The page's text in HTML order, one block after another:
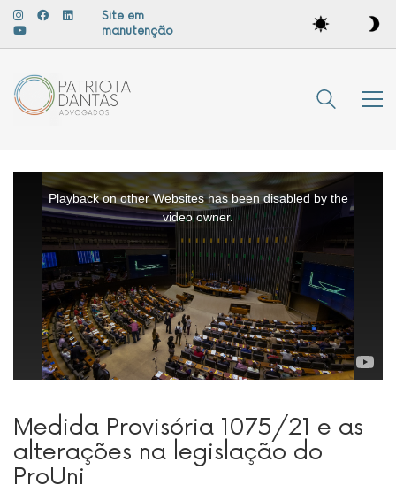
Site em
manutenção
window.
Playback on other Websites has been disabled by the
video owner.
Medida Provisória 1075/21 e as
alterações na legislação do
ProUni